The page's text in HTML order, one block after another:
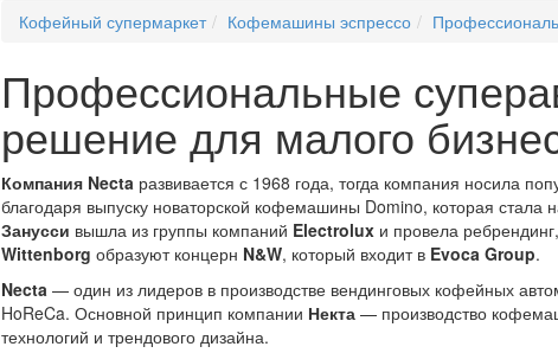
Кофейный супермаркет Кофемашины эспрессо
Профессиональные
решение для малого
Компания Nectaразвивается с 1968 года, тогда компания носила
благодаря выпуску новаторской кофемашины Domino, которая
Занусси вышла из группы компаний Electroluxи провела
Wittenborg образуют концерн N&W, который входит в Evoca Group.
Necta— один из лидеров в производстве вендинговых кофейных
HoReCa. Основной принцип компании Некта— производство
технологий и трендового дизайна.